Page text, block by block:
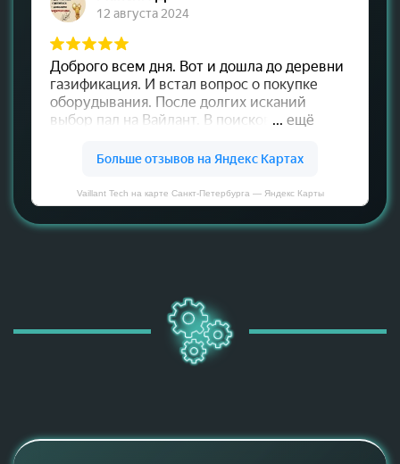
Vaillant Tech на карте Санкт‑Петербурга — Яндекс Карты